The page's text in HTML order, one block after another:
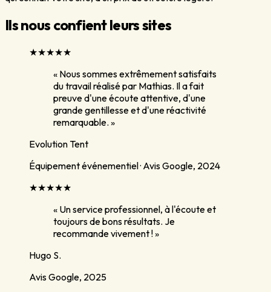
Ils nous confient leurs sites
★★★★★
« Nous sommes extrêmement satisfaits
du travail réalisé par Mathias. Il a fait
preuve d'une écoute attentive, d'une
grande gentillesse et d'une réactivité
remarquable. »
Evolution Tent
Équipement événementiel · Avis Google, 2024
★★★★★
« Un service professionnel, à l'écoute et
toujours de bons résultats. Je
recommande vivement !»
Hugo S.
Avis Google, 2025